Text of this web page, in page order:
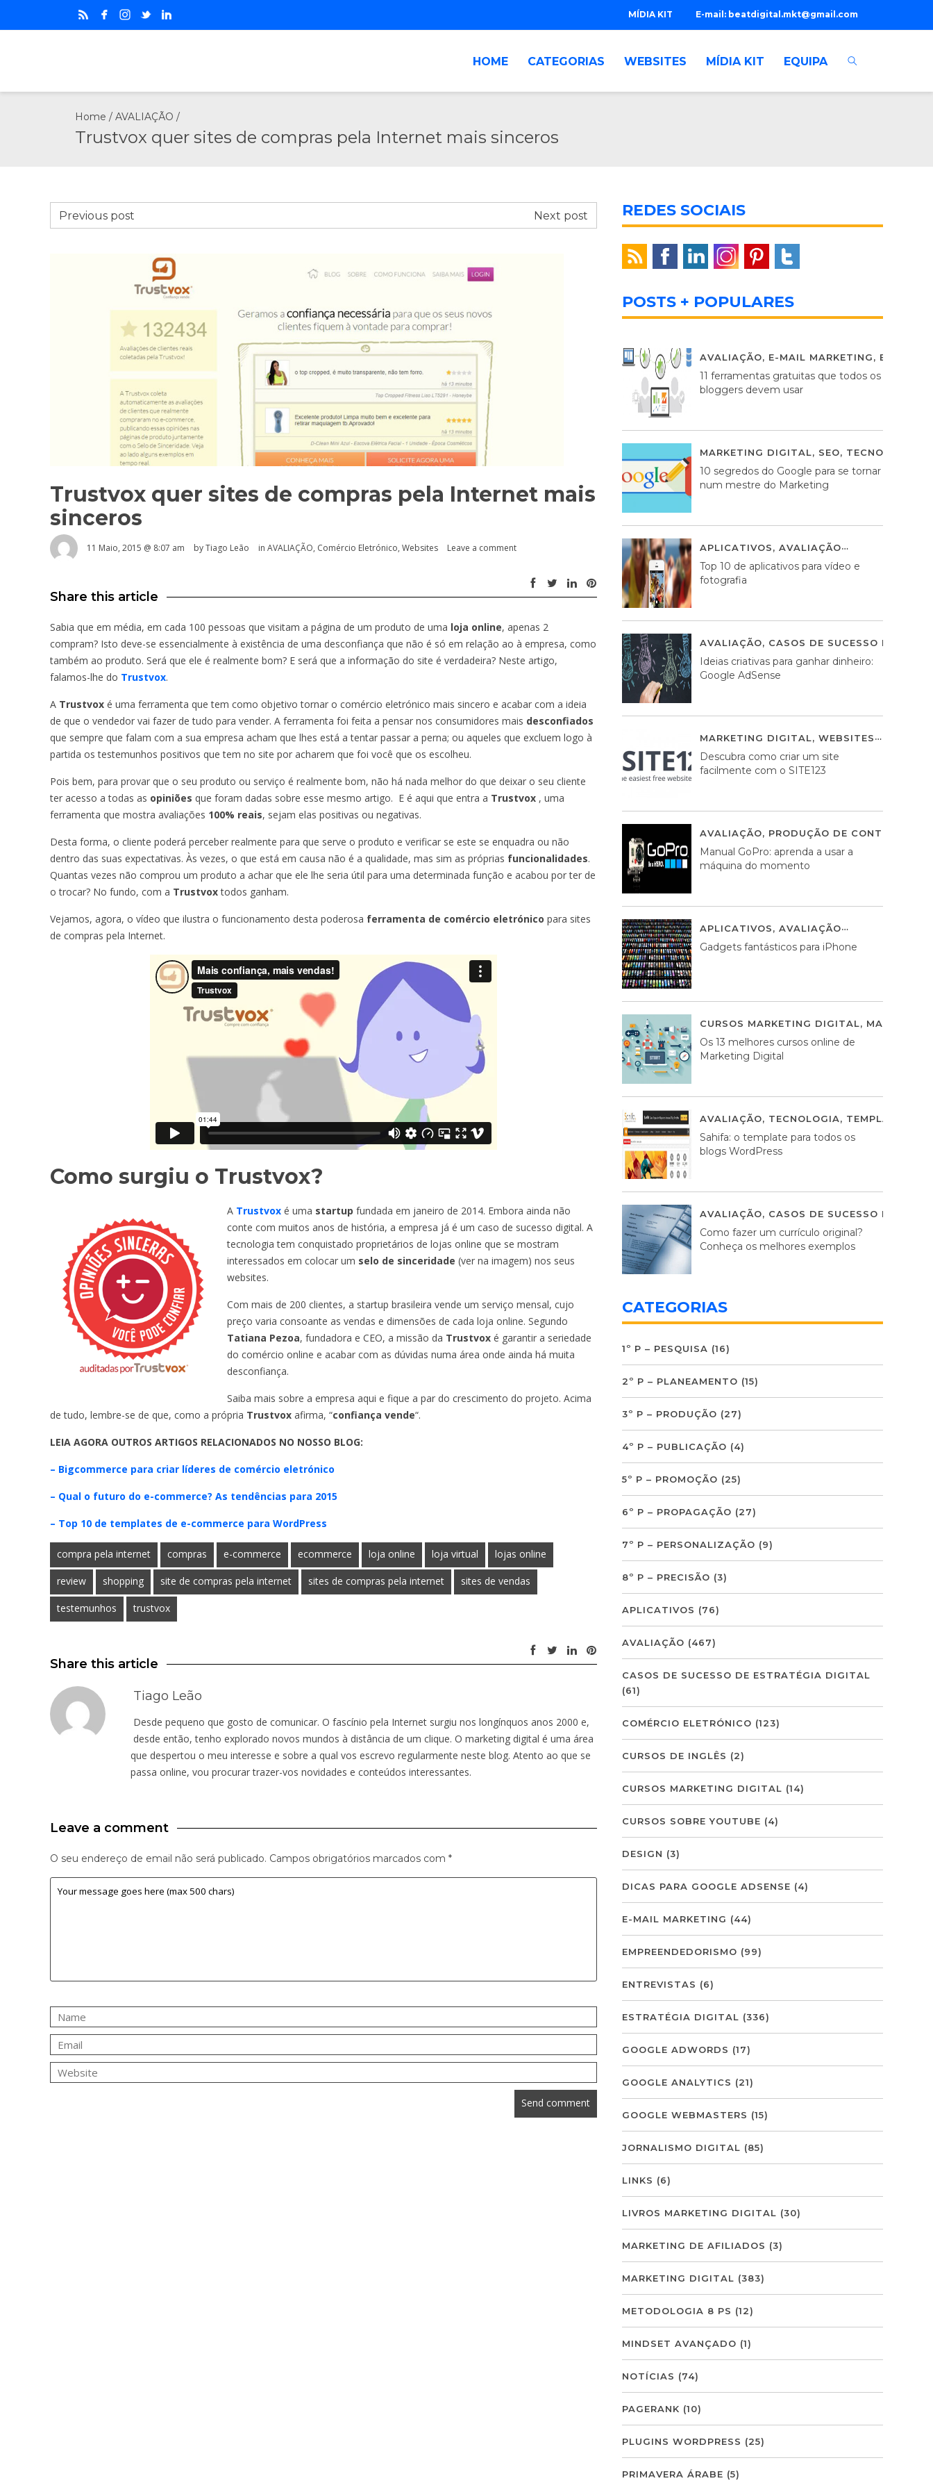
E-mail: beatdigital.mkt@gmail.com
MÍDIA KIT
HOME CATEGORIAS WEBSITES MÍDIA KIT EQUIPA
Home / AVALIAÇÃO /
Trustvox quer sites de compras pela Internet mais sinceros
Previous post Next post
Trustvox quer sites de compras pela Internet mais
sinceros
11 Maio, 2015 @ 8:07 am by Tiago Leão in AVALIAÇÃO, Comércio Eletrónico, Websites Leave a comment
Share this article
Sabia que em média, em cada 100 pessoas que visitam a página de um produto de uma loja online, apenas 2
compram? Isto deve-se essencialmente à existência de uma desconfiança que não é só em relação ao à empresa, como
também ao produto. Será que ele é realmente bom? E será que a informação do site é verdadeira? Neste artigo,
falamos-lhe do Trustvox.
A Trustvox é uma ferramenta que tem como objetivo tornar o comércio eletrónico mais sincero e acabar com a ideia
de que o vendedor vai fazer de tudo para vender. A ferramenta foi feita a pensar nos consumidores mais desconfiados
que sempre que falam com a sua empresa acham que lhes está a tentar passar a perna; ou aqueles que excluem logo à
partida os testemunhos positivos que tem no site por acharem que foi você que os escolheu.
Pois bem, para provar que o seu produto ou serviço é realmente bom, não há nada melhor do que deixar o seu cliente
ter acesso a todas as opiniões que foram dadas sobre esse mesmo artigo. E é aqui que entra a Trustvox , uma
ferramenta que mostra avaliações 100% reais, sejam elas positivas ou negativas.
Desta forma, o cliente poderá perceber realmente para que serve o produto e verificar se este se enquadra ou não
dentro das suas expectativas. Às vezes, o que está em causa não é a qualidade, mas sim as próprias funcionalidades.
Quantas vezes não comprou um produto a achar que ele lhe seria útil para uma determinada função e acabou por ter de
o trocar? No fundo, com a Trustvoxtodos ganham.
Vejamos, agora, o vídeo que ilustra o funcionamento desta poderosa ferramenta de comércio eletrónico para sites
de compras pela Internet.
Como surgiu o Trustvox?
A Trustvox é uma startup fundada em janeiro de 2014. Embora ainda não
conte com muitos anos de história, a empresa já é um caso de sucesso digital. A
tecnologia tem conquistado proprietários de lojas online que se mostram
interessados em colocar um selo de sinceridade (ver na imagem) nos seus
websites.
Com mais de 200 clientes, a startup brasileira vende um serviço mensal, cujo
preço varia consoante as vendas e dimensões de cada loja online. Segundo
Tatiana Pezoa, fundadora e CEO, a missão da Trustvox é garantir a seriedade
do comércio online e acabar com as dúvidas numa área onde ainda há muita
desconfiança.
Saiba mais sobre a empresa aqui e fique a par do crescimento do projeto. Acima
de tudo, lembre-se de que, como a própria Trustvox afirma, “confiança vende“.
LEIA AGORA OUTROS ARTIGOS RELACIONADOS NO NOSSO BLOG:
– Bigcommerce para criar líderes de comércio eletrónico
– Qual o futuro do e-commerce? As tendências para 2015
– Top 10 de templates de e-commerce para WordPress
compra pela internet compras e-commerce ecommerce loja online loja virtual lojas online
review shopping site de compras pela internet sites de compras pela internet sites de vendas
testemunhos trustvox
Share this article
Tiago Leão
Desde pequeno que gosto de comunicar. O fascínio pela Internet surgiu nos longínquos anos 2000 e,
desde então, tenho explorado novos mundos à distância de um clique. O marketing digital é uma área
que despertou o meu interesse e sobre a qual vos escrevo regularmente neste blog. Atento ao que se
passa online, vou procurar trazer-vos novidades e conteúdos interessantes.
Leave a comment
O seu endereço de email não será publicado. Campos obrigatórios marcados com *
REDES SOCIAIS
POSTS + POPULARES
AVALIAÇÃO, E-MAIL MARKETING,
11 ferramentas gratuitas que todos os
bloggers devem usar
MARKETING DIGITAL, SEO, TECNOLOGIA
10 segredos do Google para se tornar
num mestre do Marketing
APLICATIVOS, AVALIAÇÃO
Top 10 de aplicativos para vídeo e
fotografia
AVALIAÇÃO, CASOS DE SUCESSO DE
Ideias criativas para ganhar dinheiro:
Google AdSense
MARKETING DIGITAL, WEBSITES
Descubra como criar um site
facilmente com o SITE123
AVALIAÇÃO, PRODUÇÃO DE CONTEÚDOS
Manual GoPro: aprenda a usar a
máquina do momento
APLICATIVOS, AVALIAÇÃO
Gadgets fantásticos para iPhone
CURSOS MARKETING DIGITAL,
Os 13 melhores cursos online de
Marketing Digital
AVALIAÇÃO, TECNOLOGIA, TEMPLATES
Sahifa: o template para todos os
blogs WordPress
AVALIAÇÃO, CASOS DE SUCESSO DE
Como fazer um currículo original?
Conheça os melhores exemplos
CATEGORIAS
1º P – PESQUISA (16)
2º P – PLANEAMENTO (15)
3º P – PRODUÇÃO (27)
4º P – PUBLICAÇÃO (4)
5º P – PROMOÇÃO (25)
6º P – PROPAGAÇÃO (27)
7º P – PERSONALIZAÇÃO (9)
8º P – PRECISÃO (3)
APLICATIVOS (76)
AVALIAÇÃO (467)
CASOS DE SUCESSO DE ESTRATÉGIA DIGITAL
(61)
COMÉRCIO ELETRÓNICO (123)
CURSOS DE INGLÊS (2)
CURSOS MARKETING DIGITAL (14)
CURSOS SOBRE YOUTUBE (4)
DESIGN (3)
DICAS PARA GOOGLE ADSENSE (4)
E-MAIL MARKETING (44)
EMPREENDEDORISMO (99)
ENTREVISTAS (6)
ESTRATÉGIA DIGITAL (336)
GOOGLE ADWORDS (17)
GOOGLE ANALYTICS (21)
GOOGLE WEBMASTERS (15)
JORNALISMO DIGITAL (85)
LINKS (6)
LIVROS MARKETING DIGITAL (30)
MARKETING DE AFILIADOS (3)
MARKETING DIGITAL (383)
METODOLOGIA 8 PS (12)
MINDSET AVANÇADO (1)
NOTÍCIAS (74)
PAGERANK (10)
PLUGINS WORDPRESS (25)
PRIMAVERA ÁRABE (5)